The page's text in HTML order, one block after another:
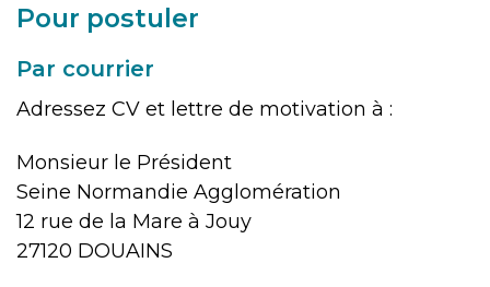
Pour postuler
Par courrier
Adressez CV et lettre de motivation à :
Monsieur le Président
Seine Normandie Agglomération
12 rue de la Mare à Jouy
27120 DOUAINS